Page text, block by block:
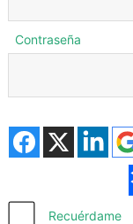
Contraseña
Recuérdame